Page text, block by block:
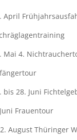
April
Mai 4.
bis 28. Juni
Frauentour
August Thüringer